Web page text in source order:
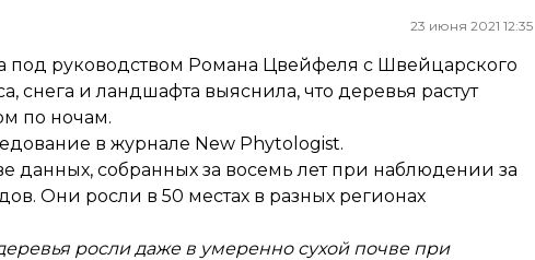
23 июня 2021 12:35
под руководством Романа Цвейфеля с Швейцарского
снега и ландшафта выяснила, что деревья растут
по ночам.
в журнале New Phytologist.
данных, собранных за восемь лет при наблюдении за
Они росли в 50 местах в разных регионах
росли даже в умеренно сухой почве при